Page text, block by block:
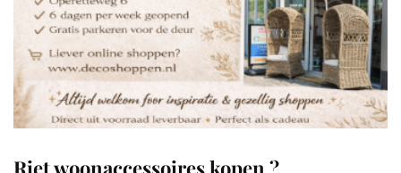
Riet woonaccessoires kopen ?